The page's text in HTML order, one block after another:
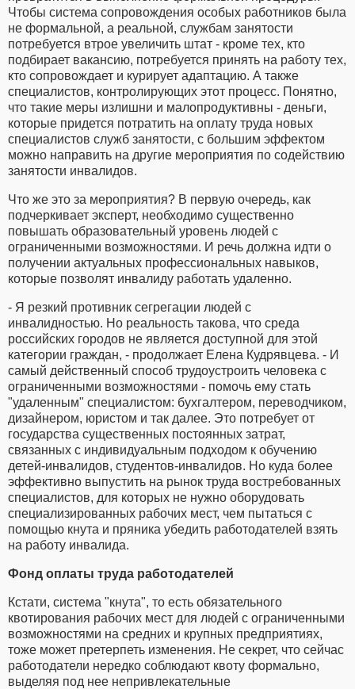
Чтобы система сопровождения особых работников была
не формальной, а реальной, службам занятости
потребуется втрое увеличить штат - кроме тех, кто
подбирает вакансию, потребуется принять на работу тех,
кто сопровождает и курирует адаптацию. А также
специалистов, контролирующих этот процесс. Понятно,
что такие меры излишни и малопродуктивны - деньги,
которые придется потратить на оплату труда новых
специалистов служб занятости, с большим эффектом
можно направить на другие мероприятия по содействию
занятости инвалидов.
Что же это за мероприятия? В первую очередь, как
подчеркивает эксперт, необходимо существенно
повышать образовательный уровень людей с
ограниченными возможностями. И речь должна идти о
получении актуальных профессиональных навыков,
которые позволят инвалиду работать удаленно.
- Я резкий противник сегрегации людей с
инвалидностью. Но реальность такова, что среда
российских городов не является доступной для этой
категории граждан, - продолжает Елена Кудрявцева. - И
самый действенный способ трудоустроить человека с
ограниченными возможностями - помочь ему стать
"удаленным" специалистом: бухгалтером, переводчиком,
дизайнером, юристом и так далее. Это потребует от
государства существенных постоянных затрат,
связанных с индивидуальным подходом к обучению
детей-инвалидов, студентов-инвалидов. Но куда более
эффективно выпустить на рынок труда востребованных
специалистов, для которых не нужно оборудовать
специализированных рабочих мест, чем пытаться с
помощью кнута и пряника убедить работодателей взять
на работу инвалида.
Фонд оплаты труда работодателей
Кстати, система "кнута", то есть обязательного
квотирования рабочих мест для людей с ограниченными
возможностями на средних и крупных предприятиях,
тоже может претерпеть изменения. Не секрет, что сейчас
работодатели нередко соблюдают квоту формально,
выделяя под нее непривлекательные